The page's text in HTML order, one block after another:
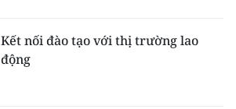
Kết nối đào tạo với thị trường lao
động